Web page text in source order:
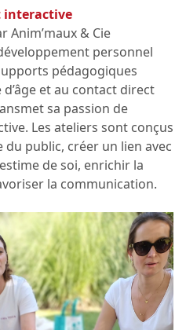
interactive
Anim’maux & Cie
personnel
pédagogiques
et au contact direct
sa passion de
Les ateliers sont conçus
public, créer un lien avec
de soi, enrichir la
la communication.